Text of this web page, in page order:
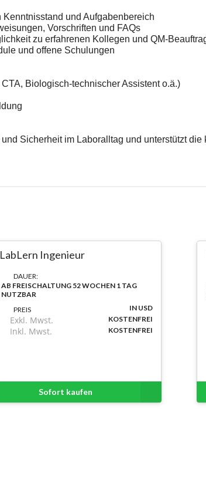
LabLern Ingenieur
DAUER:
AB FREISCHALTUNG 52 WOCHEN 1 TAG
NUTZBAR
PREIS
IN USD
Exkl. Mwst. KOSTENFREI
Inkl. Mwst. KOSTENFREI
Sofort kaufen